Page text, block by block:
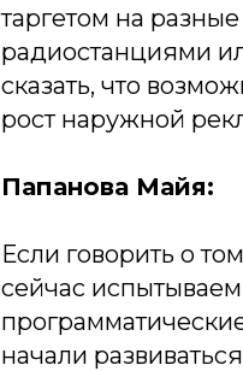
таргетом на
радиостанциями
сказать, что
рост наружной
Папанова Майя:
Если говорить о
сейчас
начали